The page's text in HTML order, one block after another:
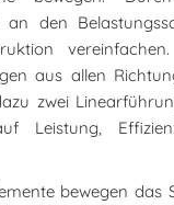
an den
aus allen
zwei
Leistung,
bewegen